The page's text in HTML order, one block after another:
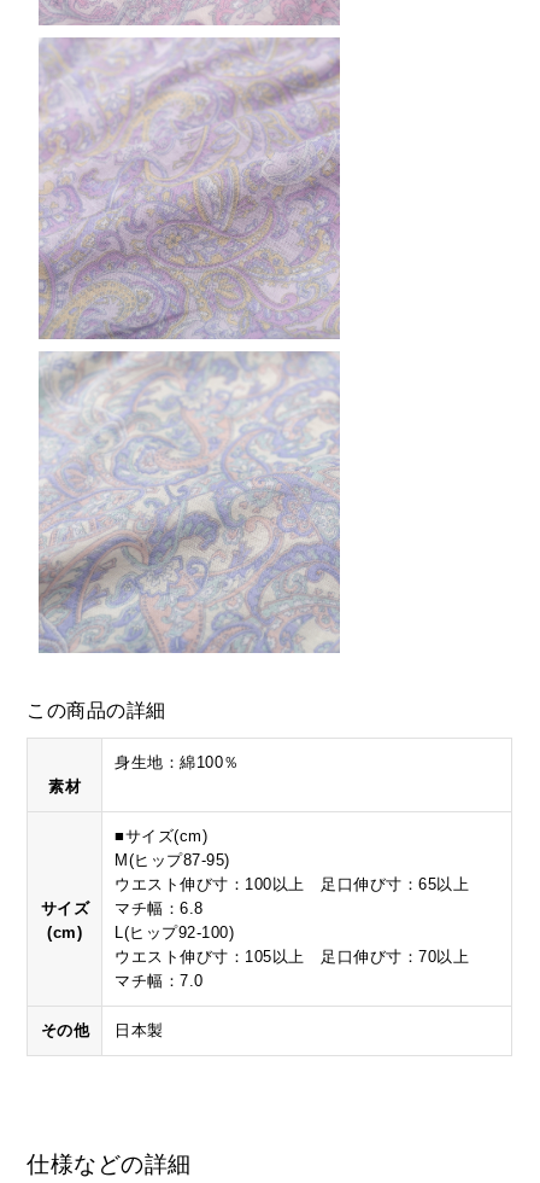
この商品の詳細
素材
身生地：綿100％
サイズ
(cm)
■サイズ(cm)
M(ヒップ87-95)
ウエスト伸び寸：100以上 足口伸び寸：65以上
マチ幅：6.8
L(ヒップ92-100)
ウエスト伸び寸：105以上 足口伸び寸：70以上
マチ幅：7.0
その他 日本製
仕様などの詳細